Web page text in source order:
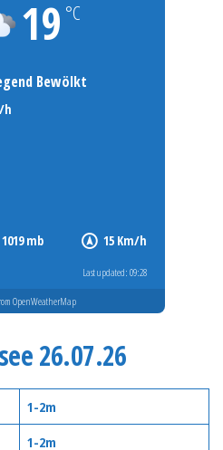
19 °C
Bewölkt
1019 mb 15 Km/h
h
Last updated: 09:28
OpenWeatherMap
26.07.26
1-2m
1-2m